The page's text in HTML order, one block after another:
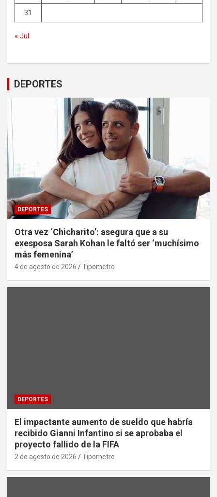
31
« Jul
DEPORTES
DEPORTES
Otra vez ‘Chicharito’: asegura que a su
exesposa Sarah Kohan le faltó ser ‘muchísimo
más femenina’
4 de agosto de 2026 Tipometro
DEPORTES
El impactante aumento de sueldo que habría
recibido Gianni Infantino si se aprobaba el
proyecto fallido de la FIFA
2 de agosto de 2026 Tipometro